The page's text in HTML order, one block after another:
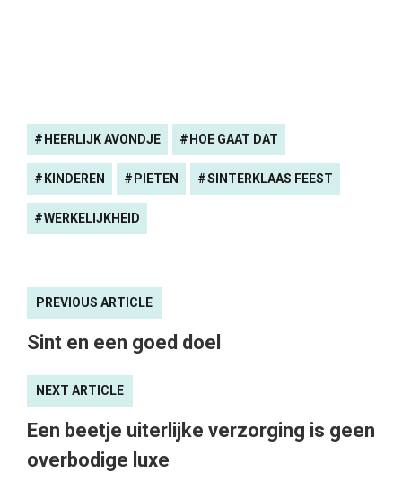
HEERLIJK AVONDJE HOE GAAT DAT
KINDEREN PIETEN SINTERKLAAS FEEST
WERKELIJKHEID
PREVIOUS ARTICLE
Sint en een goed doel
NEXT ARTICLE
Een beetje uiterlijke verzorging is geen
overbodige luxe